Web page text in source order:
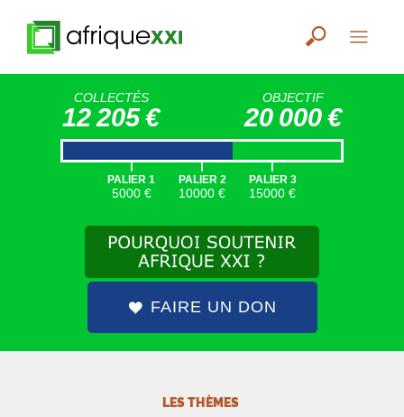
COLLECTÉS
12 205 €
OBJECTIF
20 000 €
|
PALIER 1
5000 €
|
PALIER 2
10000 €
|
PALIER 3
15000 €
FAIRE UN DON
LES THÈMES